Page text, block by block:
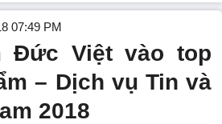
07:49 PM
Đức Việt vào top
– Dịch vụ Tin và
2018